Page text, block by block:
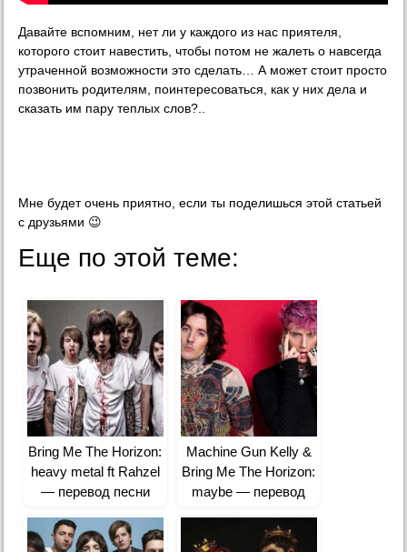
Давайте вспомним, нет ли у каждого из нас приятеля,
которого стоит навестить, чтобы потом не жалеть о навсегда
утраченной возможности это сделать… А может стоит просто
позвонить родителям, поинтересоваться, как у них дела и
сказать им пару теплых слов?..
Мне будет очень приятно, если ты поделишься этой статьей
с друзьями 😉
Еще по этой теме:
Bring Me The Horizon:
heavy metal ft Rahzel
— перевод песни
Machine Gun Kelly &
Bring Me The Horizon:
maybe — перевод